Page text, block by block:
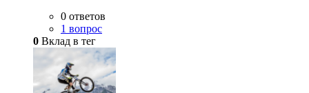
0 ответов
1 вопрос
0 Вклад в тег